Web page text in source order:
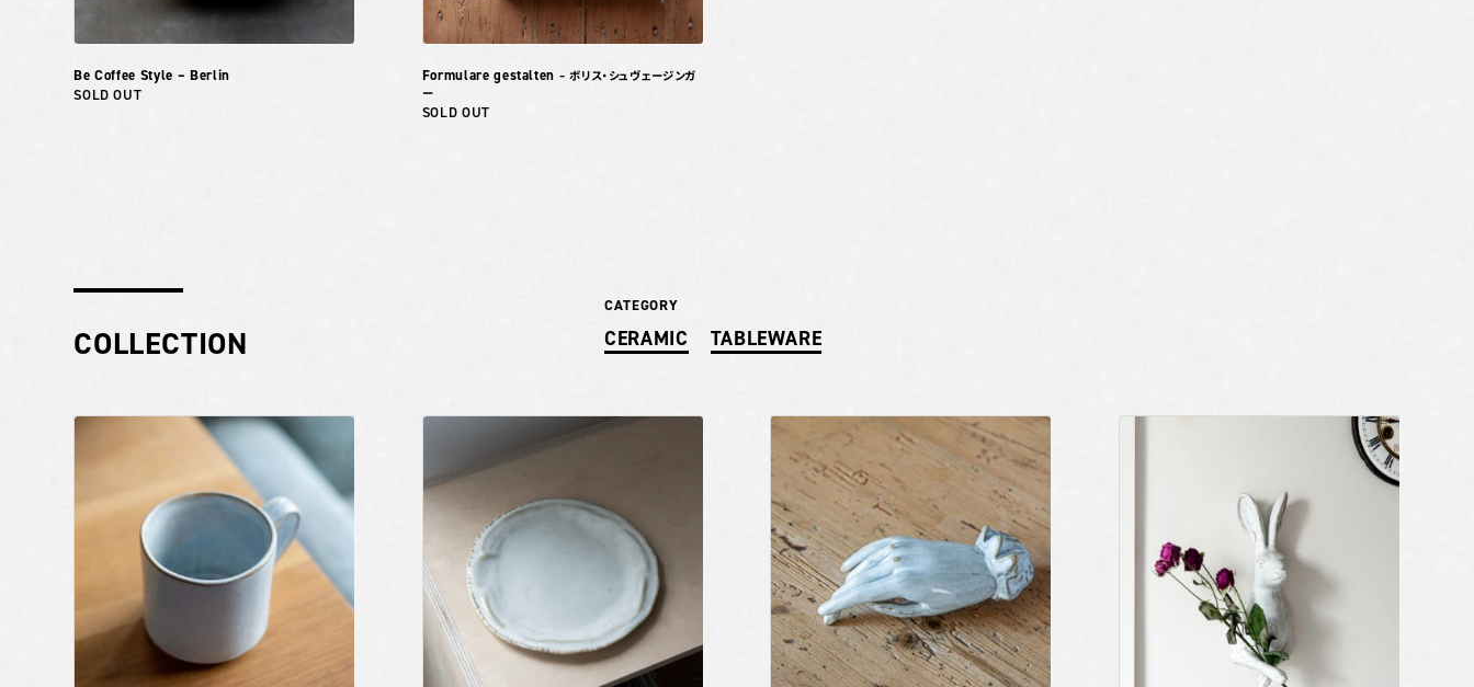
Be Coffee Style – Berlin
SOLD OUT
Formulare gestalten – ボリス・シュヴェージンガ
ー
SOLD OUT
COLLECTION
CATEGORY
CERAMIC TABLEWARE